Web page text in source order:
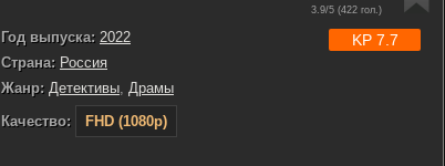
3.9/5 (422гол.)
Год выпуска: 2022
Страна: Россия
Жанр: Детективы Драмы
Качество:
FHD (1080p)
KP 7.7